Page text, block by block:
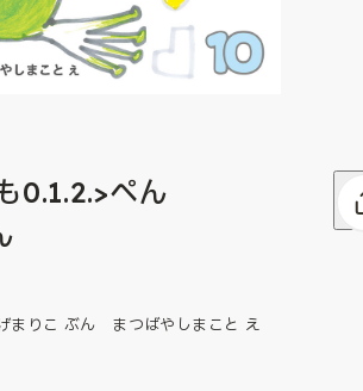
0.1.2.>ぺん
まりこ ぶん まつばやしまこと え